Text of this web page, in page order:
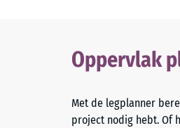
Oppervlak
Met de legplanner
project nodig hebt. Of